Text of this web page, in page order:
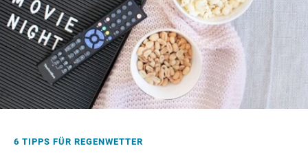
Donnerstag
DONNERSTAG 09:00 — 19:30
Freitag
FREITAG 09:00 19:30
Samstag
SAMSTAG 18:00
6 TIPPS FÜR REGENWETTER